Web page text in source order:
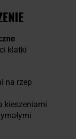
klatki
na rzep
kieszeniami